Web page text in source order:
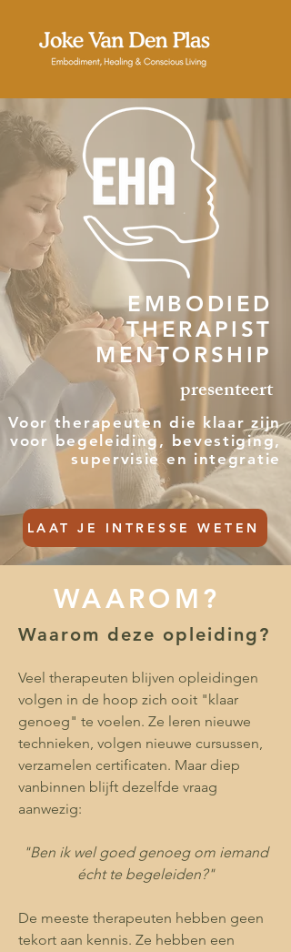
EMBODIED
THERAPIST
MENTORSHIP
presenteert
Voor therapeuten die klaar zijn
voor begeleiding, bevestiging,
supervisie en integratie
LAAT JE INTRESSE WETEN
WAAROM?
Waarom deze opleiding?
Veel therapeuten blijven opleidingen
volgen in de hoop zich ooit "klaar
genoeg" te voelen. Ze leren nieuwe
technieken, volgen nieuwe cursussen,
verzamelen certificaten. Maar diep
vanbinnen blijft dezelfde vraag
aanwezig:
"Ben ik wel goed genoeg om iemand
écht te begeleiden?"
De meeste therapeuten hebben geen
tekort aan kennis. Ze hebben een